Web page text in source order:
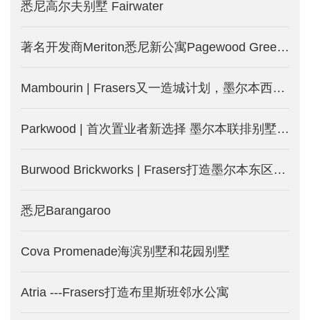
悉尼高尔夫别墅 Fairwater
著名开发商Meriton悉尼新公寓Pagewood Green，2.5公里即达NSW大学
Mambourin | Frasers又一造城计划，墨尔本西区土地房屋套餐，等你来-墨尔本新房产出售
Parkwood | 首次置业者新选择 墨尔本联排别墅火热发售-墨尔本新楼盘
Burwood Brickworks | Frasers打造墨尔本东区Burwood城中城-墨尔本新楼盘发售
悉尼Barangaroo
Cova Promenade海滨别墅和花园别墅
Atria ---Frasers打造布里斯班邻水公寓